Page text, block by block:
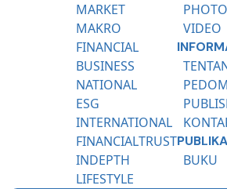
MARKET
MAKRO
FINANCIAL
BUSINESS
NATIONAL
ESG
INTERNATIONAL
FINANCIALTRUST
INDEPTH
LIFESTYLE
PHOTO
VIDEO
BUKU